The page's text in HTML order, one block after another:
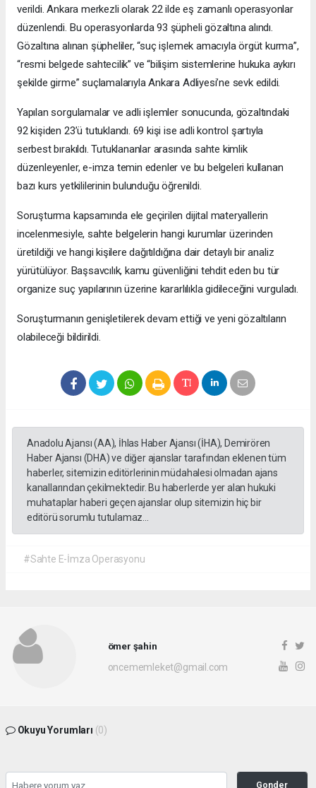
verildi. Ankara merkezli olarak 22 ilde eş zamanlı operasyonlar
düzenlendi. Bu operasyonlarda 93 şüpheli gözaltına alındı.
Gözaltına alınan şüpheliler, “suç işlemek amacıyla örgüt kurma”,
“resmi belgede sahtecilik” ve “bilişim sistemlerine hukuka aykırı
şekilde girme” suçlamalarıyla Ankara Adliyesi’ne sevk edildi.
Yapılan sorgulamalar ve adli işlemler sonucunda, gözaltındaki
92 kişiden 23’ü tutuklandı. 69 kişi ise adli kontrol şartıyla
serbest bırakıldı. Tutuklananlar arasında sahte kimlik
düzenleyenler, e-imza temin edenler ve bu belgeleri kullanan
bazı kurs yetkililerinin bulunduğu öğrenildi.
Soruşturma kapsamında ele geçirilen dijital materyallerin
incelenmesiyle, sahte belgelerin hangi kurumlar üzerinden
üretildiği ve hangi kişilere dağıtıldığına dair detaylı bir analiz
yürütülüyor. Başsavcılık, kamu güvenliğini tehdit eden bu tür
organize suç yapılarının üzerine kararlılıkla gidileceğini vurguladı.
Soruşturmanın genişletilerek devam ettiği ve yeni gözaltıların
olabileceği bildirildi.
Anadolu Ajansı (AA), İhlas Haber Ajansı (İHA), Demirören
Haber Ajansı (DHA) ve diğer ajanslar tarafından eklenen tüm
haberler, sitemizin editörlerinin müdahalesi olmadan ajans
kanallarından çekilmektedir. Bu haberlerde yer alan hukuki
muhataplar haberi geçen ajanslar olup sitemizin hiç bir
editörü sorumlu tutulamaz...
#Sahte E-İmza Operasyonu
ömer şahin
oncememleket@gmail.com
Okuyu Yorumları (0)
Gonder